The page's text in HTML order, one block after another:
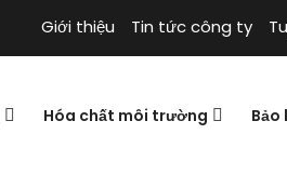
Hóa chất môi trường Bảo
Giới thiệu Tin tức công ty